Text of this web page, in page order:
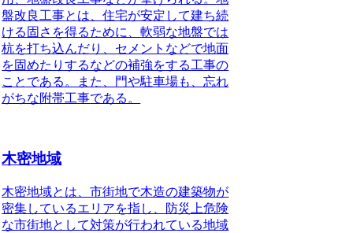
盤改良工事とは、住宅が安定して建ち続
ける固さを得るために、軟弱な地盤では
杭を打ち込んだり、セメントなどで地面
を固めたりするなどの補強をする工事の
ことである。また、門や駐車場も、忘れ
がちな附帯工事である。
木密地域
木密地域とは、市街地で木造の建築物が
密集しているエリアを指し、防災上危険
な市街地として対策が行われている地域